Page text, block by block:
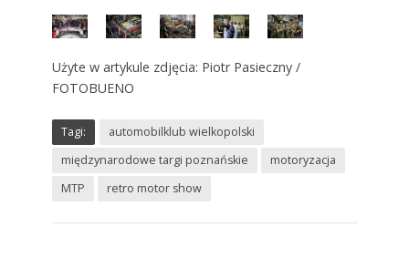
Użyte w artykule zdjęcia: Piotr Pasieczny /
FOTOBUENO
Tagi:
automobilklub wielkopolski
międzynarodowe targi poznańskie
motoryzacja
MTP
retro motor show